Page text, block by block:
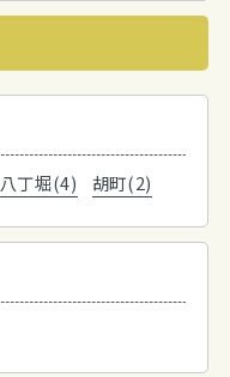
八丁堀(4) 胡町(2)